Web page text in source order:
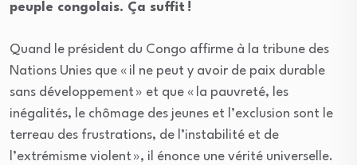
peuple congolais. Ça suffit !
Quand le président du Congo affirme à la tribune des
Nations Unies que « il ne peut y avoir de paix durable
sans développement » et que « la pauvreté, les
inégalités, le chômage des jeunes et l’exclusion sont le
terreau des frustrations, de l’instabilité et de
l’extrémisme violent », il énonce une vérité universelle.